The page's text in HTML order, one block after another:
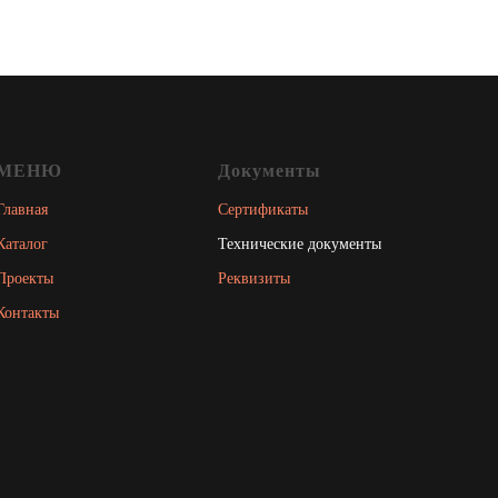
Документы
Сертификаты
Технические документы
Реквизиты